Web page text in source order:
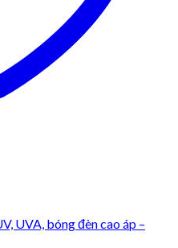
UVA, bóng đèn cao áp –